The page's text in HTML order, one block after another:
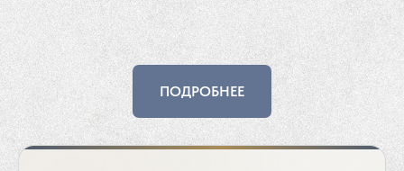
ПОДРОБНЕЕ